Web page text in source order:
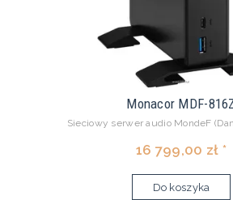
Monacor MDF-
Sieciowy serwer audio MondeF
16 799,00 zł *
Do koszyka